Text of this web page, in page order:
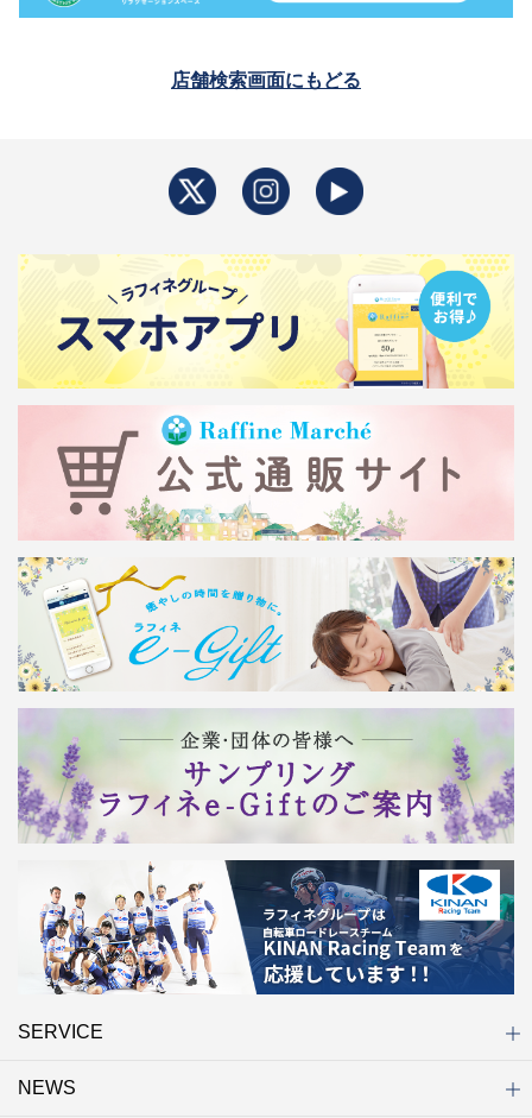
店舗検索画面にもどる
SERVICE
初めての方へ
店舗検索
キャンペーン
ラフィネ マルシェ（通販サイト）
WEB予約
よくある質問（Q&A）
サイトマップ
NEWS